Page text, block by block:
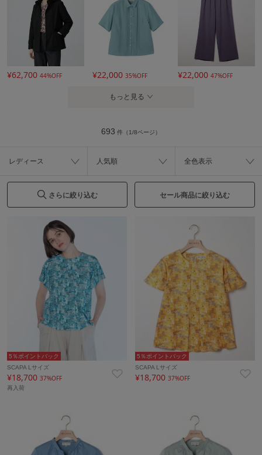
¥62,700 44%OFF ¥22,000 35%OFF ¥22,00047%OFF
もっと見る
693 件（1/8ページ）
レディース 人気順 全色表示
さらに絞り込む セール商品に絞り込む
5％ポイントバック
SCAPA Lサイズ
¥18,700 37%OFF
再入荷
5％ポイントバック
SCAPA Lサイズ
¥18,700 37%OFF